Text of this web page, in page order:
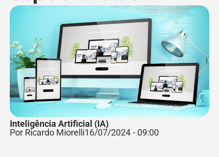
Inteligência Artificial (IA)
Por Ricardo Miorelli16/07/2024 - 09:00